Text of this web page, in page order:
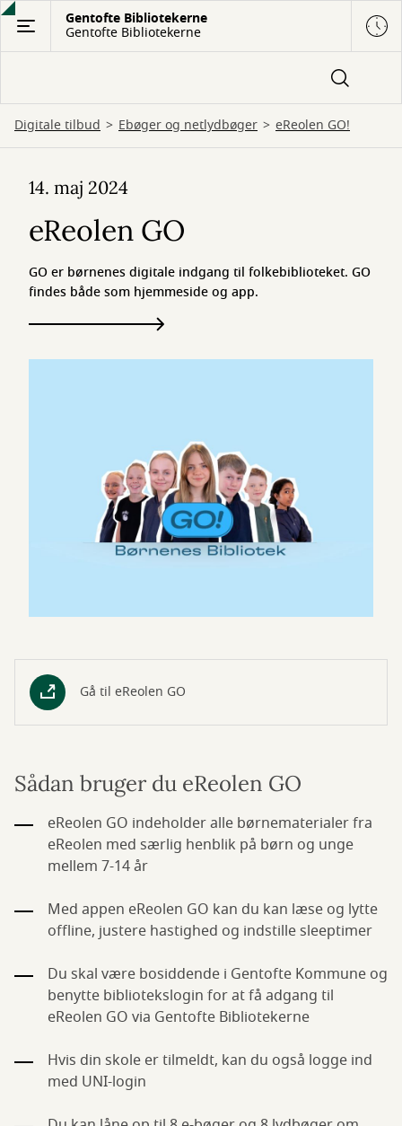
Gå
hovedindhold
Gentofte Bibliotekerne
Gentofte Bibliotekerne
Digitale tilbud Ebøger og netlydbøger eReolen GO!
GO14. maj 2024
eReolen GO
GO er børnenes digitale indgang til folkebiblioteket. GO
findes både som hjemmeside og app.
Gå til eReolen GO
Sådan bruger du eReolen GO
eReolen GO indeholder alle børnematerialer fra
eReolen med særlig henblik på børn og unge
mellem 7-14 år
Med appen eReolen GO kan du kan læse og lytte
offline, justere hastighed og indstille sleeptimer
Du skal være bosiddende i Gentofte Kommune og
benytte bibliotekslogin for at få adgang til
eReolen GO via Gentofte Bibliotekerne
Hvis din skole er tilmeldt, kan du også logge ind
med UNI-login